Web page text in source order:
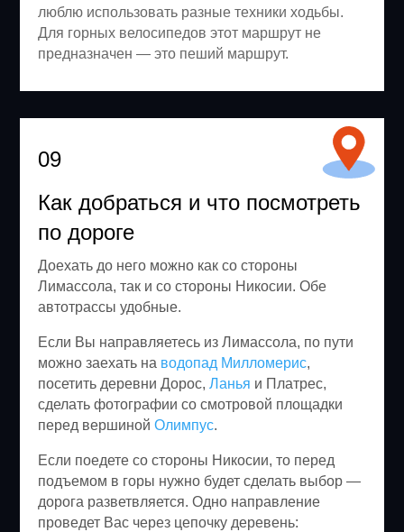
люблю использовать разные техники ходьбы.
Для горных велосипедов этот маршрут не
предназначен — это пеший маршрут.
09
Как добраться и что посмотреть
по дороге
Доехать до него можно как со стороны
Лимассола, так и со стороны Никосии. Обе
автотрассы удобные.
Если Вы направляетесь из Лимассола, по пути
можно заехать на водопад Милломерис,
посетить деревни Дорос,Ланья и Платрес,
сделать фотографии со смотровой площадки
перед вершинойОлимпус.
Если поедете со стороны Никосии, то перед
подъемом в горы нужно будет сделать выбор —
дорога разветвляется. Одно направление
проведет Вас через цепочку деревень: